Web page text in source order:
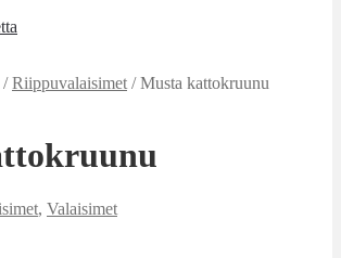
/Riippuvalaisimet /Musta kattokruunu
, Valaisimet